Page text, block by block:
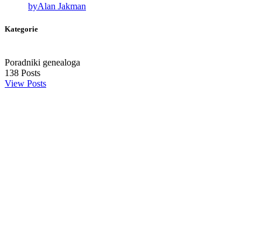
byAlan Jakman
Kategorie
Poradniki genealoga
138 Posts
View Posts